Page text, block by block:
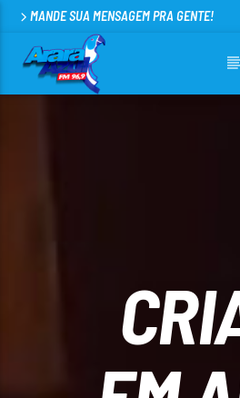
MANDE SUA MENSAGEM PRA GENTE!